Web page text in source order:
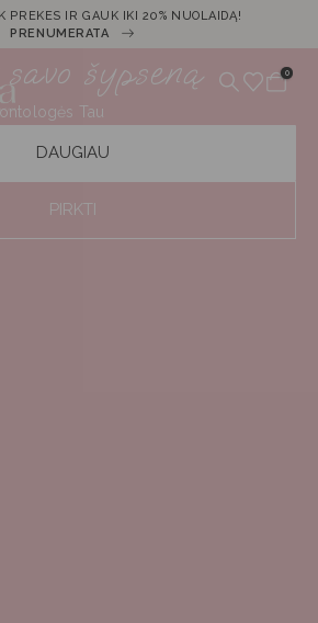
PREKES IR GAUK IKI 20% NUOLAIDĄ!
PRENUMERATA
0
šypseną
Tau
DAUGIAU
PIRKTI